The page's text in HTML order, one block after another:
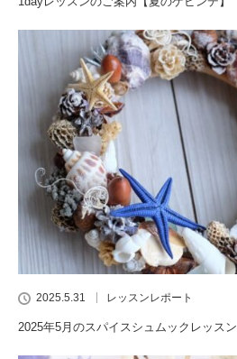
2025.5.31 レッスンレポート
2025年5月のスパイスシュムックレッスン